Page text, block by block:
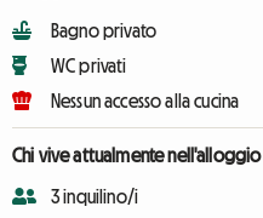
Bagno privato
WC privati
Nessun accesso alla cucina
Chi vive attualmente nell'alloggio
3 inquilino/i